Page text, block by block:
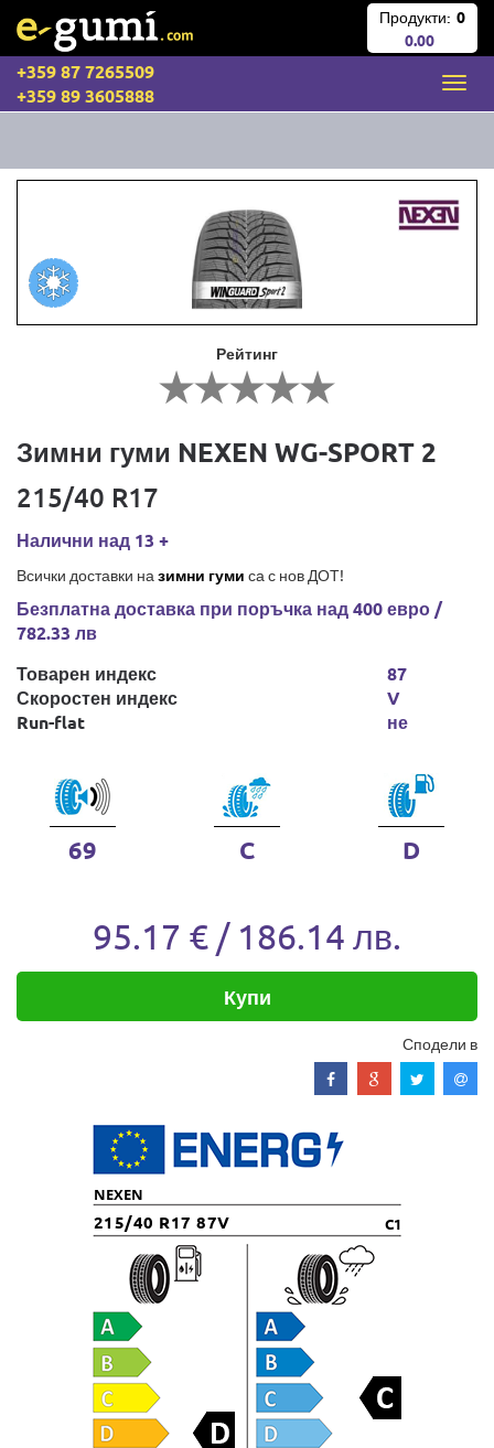
Продукти: 0
0.00
+359 87 7265509
+359 89 3605888
Рейтинг
Зимни гуми NEXEN WG-SPORT 2
215/40 R17
Налични над 13 +
Всички доставки на зимни гуми са с нов ДОТ!
Безплатна доставка при поръчка над 400 евро /
782.33 лв
Товарен индекс
Скоростен индекс
Run-flat
87
V
не
69 C D
95.17 € / 186.14 лв.
Купи
Сподели в
NEXEN
215/40 R17 87V C1